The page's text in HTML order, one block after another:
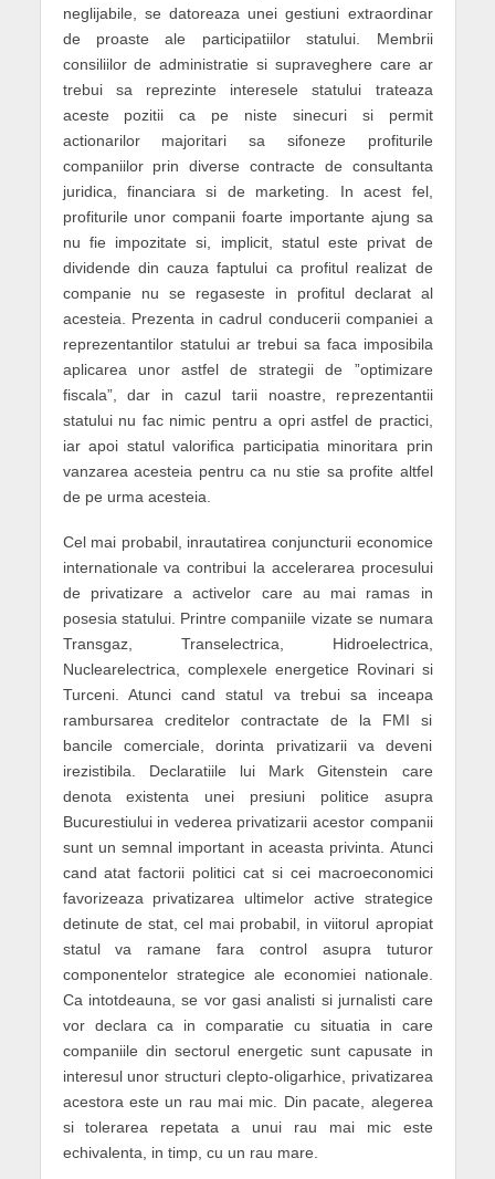
neglijabile, se datoreaza unei gestiuni extraordinar
de proaste ale participatiilor statului. Membrii
consiliilor de administratie si supraveghere care ar
trebui sa reprezinte interesele statului trateaza
aceste pozitii ca pe niste sinecuri si permit
actionarilor majoritari sa sifoneze profiturile
companiilor prin diverse contracte de consultanta
juridica, financiara si de marketing. In acest fel,
profiturile unor companii foarte importante ajung sa
nu fie impozitate si, implicit, statul este privat de
dividende din cauza faptului ca profitul rea­lizat de
companie nu se regaseste in profitul declarat al
acesteia. Prezenta in cadrul condu­cerii companiei a
reprezentantilor statului ar trebui sa faca imposibila
aplicarea unor astfel de strategii de ”optimizare
fiscala”, dar in cazul tarii noastre, reprezentantii
statului nu fac nimic pentru a opri astfel de practici,
iar apoi statul valorifica participatia minoritara prin
vanzarea acesteia pentru ca nu stie sa profite altfel
de pe urma acesteia.
Cel mai probabil, inrautatirea conjuncturii eco­­nomice
internationale va contribui la acce­lerarea procesului
de privatizare a activelor care au mai ramas in
posesia statului. Printre companiile vizate se numara
Transgaz, Trans­elec­trica, Hidroelectrica,
Nuclearelectrica, complexele e­ner­­getice Rovinari si
Turceni. Atunci cand statul va trebui sa inceapa
rambursarea creditelor contractate de la FMI si
bancile comerciale, dorinta privatizarii va deveni
irezistibila. Declaratiile lui Mark Gitenstein care
denota existenta unei presiuni politice asupra
Bucurestiului in vederea privatizarii acestor companii
sunt un semnal important in aceasta privinta. Atunci
cand atat factorii politici cat si cei macroeconomici
favorizeaza privatizarea ultimelor active strategice
detinute de stat, cel mai probabil, in vi­itorul apropiat
statul va ramane fara control asupra tuturor
componentelor strategice ale eco­nomiei nationale.
Ca intotdeauna, se vor gasi analisti si jurnalisti care
vor declara ca in comparatie cu situatia in care
companiile din sectorul energetic sunt capusate in
interesul unor structuri clepto-oligarhice, privatizarea
acestora este un rau mai mic. Din pacate, ale­gerea
si tolerarea repetata a unui rau mai mic este
echivalenta, in timp, cu un rau mare.